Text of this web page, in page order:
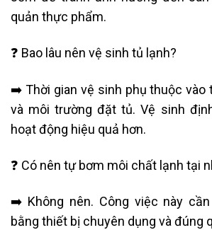
quản thực phẩm.
❓ Bao lâu nên vệ sinh tủ lạnh?
➡️ Thời gian vệ sinh phụ thuộc vào
và môi trường đặt tủ. Vệ sinh
hoạt động hiệu quả hơn.
❓ Có nên tự bơm môi chất lạnh tại
➡️ Không nên. Công việc này
bằng thiết bị chuyên dụng và đúng